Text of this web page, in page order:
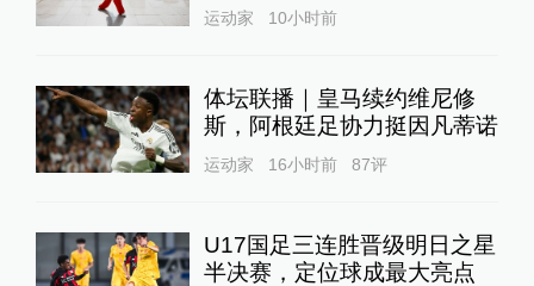
运动家 10小时前
体坛联播｜皇马续约维尼修
斯，阿根廷足协力挺因凡蒂诺
运动家 16小时前 87评
U17国足三连胜晋级明日之星
半决赛，定位球成最大亮点